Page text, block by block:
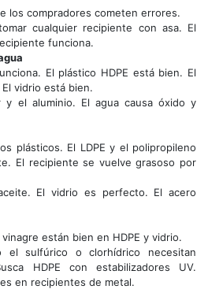
los compradores cometen errores.
cualquier recipiente con asa. El
funciona.
El plástico HDPE está bien. El
vidrio está bien.
y el aluminio. El agua causa óxido y
plásticos. El LDPE y el polipropileno
El recipiente se vuelve grasoso por
El vidrio es perfecto. El acero
están bien en HDPE y vidrio.
el sulfúrico o clorhídrico necesitan
HDPE con estabilizadores UV.
en recipientes de metal.